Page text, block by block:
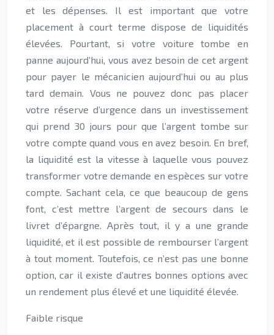
et les dépenses. Il est important que votre
placement à court terme dispose de liquidités
élevées. Pourtant, si votre voiture tombe en
panne aujourd’hui, vous avez besoin de cet argent
pour payer le mécanicien aujourd’hui ou au plus
tard demain. Vous ne pouvez donc pas placer
votre réserve d’urgence dans un investissement
qui prend 30 jours pour que l’argent tombe sur
votre compte quand vous en avez besoin. En bref,
la liquidité est la vitesse à laquelle vous pouvez
transformer votre demande en espèces sur votre
compte. Sachant cela, ce que beaucoup de gens
font, c’est mettre l’argent de secours dans le
livret d’épargne. Après tout, il y a une grande
liquidité, et il est possible de rembourser l’argent
à tout moment. Toutefois, ce n’est pas une bonne
option, car il existe d’autres bonnes options avec
un rendement plus élevé et une liquidité élevée.
Faible risque